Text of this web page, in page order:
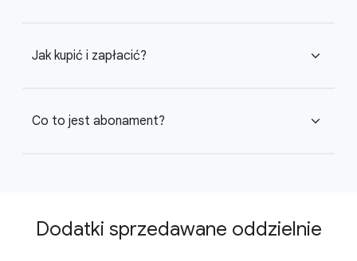
Jak kupić i zapłacić? expand_more
Co to jest abonament? expand_more
Dodatki sprzedawane oddzielnie